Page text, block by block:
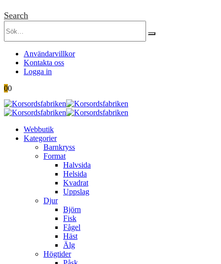
Search
Användarvillkor
Kontakta oss
Logga in
00
Webbutik
Kategorier
Barnkryss
Format
Halvsida
Helsida
Kvadrat
Uppslag
Djur
Björn
Fisk
Fågel
Häst
Älg
Högtider